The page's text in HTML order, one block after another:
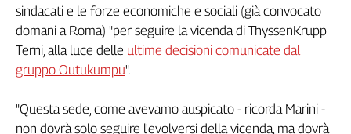
Il
Sassolino
Linea
Economica
It
Easy
sindacati e le forze economiche e sociali (già convocato
domani a Roma) "per seguire la vicenda di ThyssenKrupp
Terni, alla luce delle ultime decisioni comunicate dal
gruppo Outukumpu".
"Questa sede, come avevamo auspicato - ricorda Marini -
non dovrà solo seguire l'evolversi della vicenda, ma dovrà